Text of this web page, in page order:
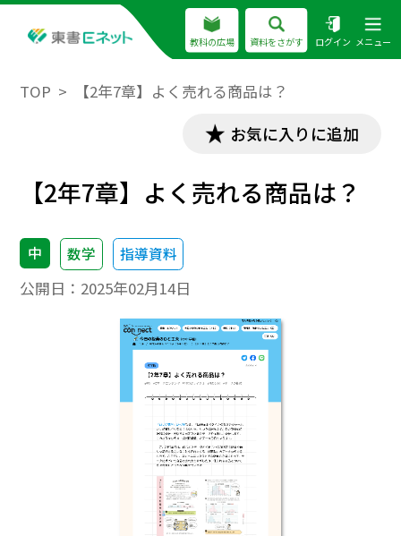
教科の広場 資料をさがす ログイン メニュー
TOP 【2年7章】よく売れる商品は？
お気に入りに追加
【2年7章】よく売れる商品は？
中 数学 指導資料
公開日： 2025年02月14日